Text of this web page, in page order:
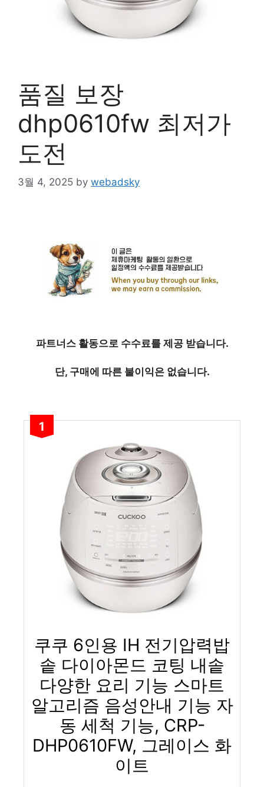
품질 보장
dhp0610fw 최저가
도전
3월 4, 2025 by webadsky
파트너스 활동으로 수수료를 제공 받습니다.
단, 구매에 따른 불이익은 없습니다.
1
쿠쿠 6인용 IH 전기압력밥
솥 다이아몬드 코팅 내솥
다양한 요리 기능 스마트
알고리즘 음성안내 기능 자
동 세척 기능, CRP-
DHP0610FW, 그레이스 화
이트